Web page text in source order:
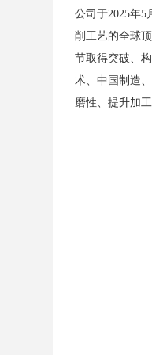
公司于2025年5
削工艺的全球
节取得突破、
术、中国制造
磨性、提升加工